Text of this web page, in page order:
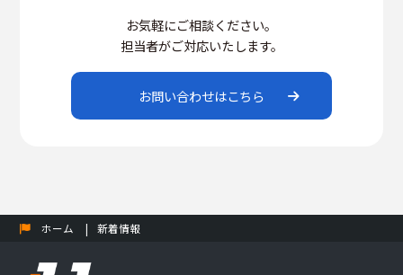
お気軽にご相談ください。
担当者がご対応いたします。
お問い合わせはこちら
ホーム 新着情報